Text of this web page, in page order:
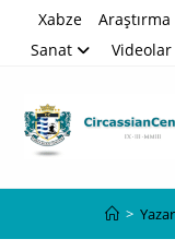
Xabze Araştırma
Sanat
Videolar
>